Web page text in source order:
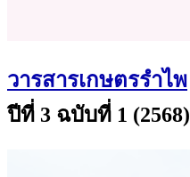
วารสารเกษตรรำไพ
ปีที่ 3 ฉบับที่ 1 (2568)